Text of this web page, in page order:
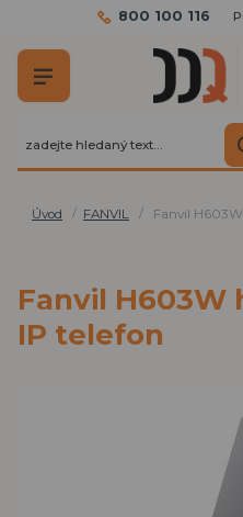
800 100 116
Úvod FANVIL Fanvil
Fanvil H603W
IP telefon